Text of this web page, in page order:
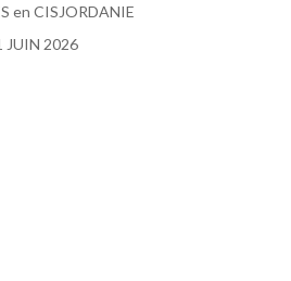
en CISJORDANIE
JUIN 2026